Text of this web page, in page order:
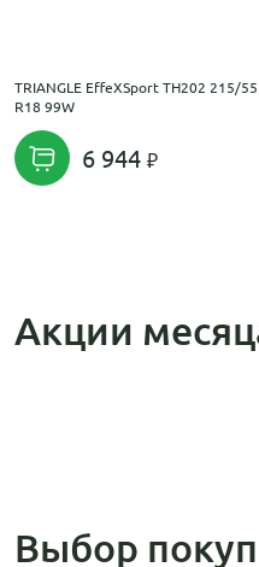
TRIANGLE EffeXSport TH202 215/55
R18 99W
6 944
Акции
Выбор